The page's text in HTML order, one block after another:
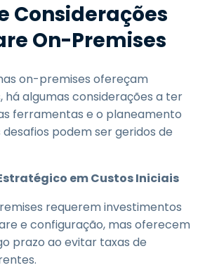
Considerações
On-Premises
on-premises ofereçam
há algumas considerações a ter
ferramentas e o planeamento
podem ser geridos de
em Custos Iniciais
requerem investimentos
e configuração, mas oferecem
prazo ao evitar taxas de